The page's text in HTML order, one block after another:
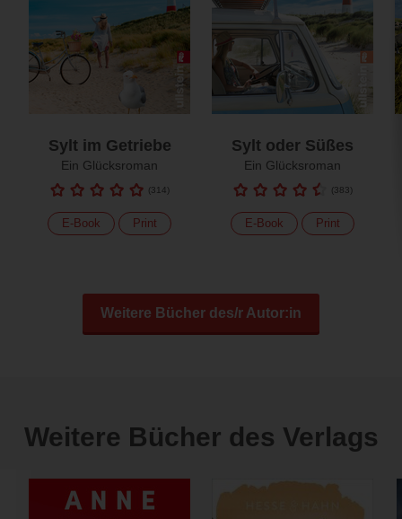
Sylt im Getriebe
Ein Glücksroman
(314)
E-Book Print
Sylt oder Süßes
Ein Glücksroman
(383)
E-Book Print
Weitere Bücher des/r Autor:in
Weitere Bücher des Verlags